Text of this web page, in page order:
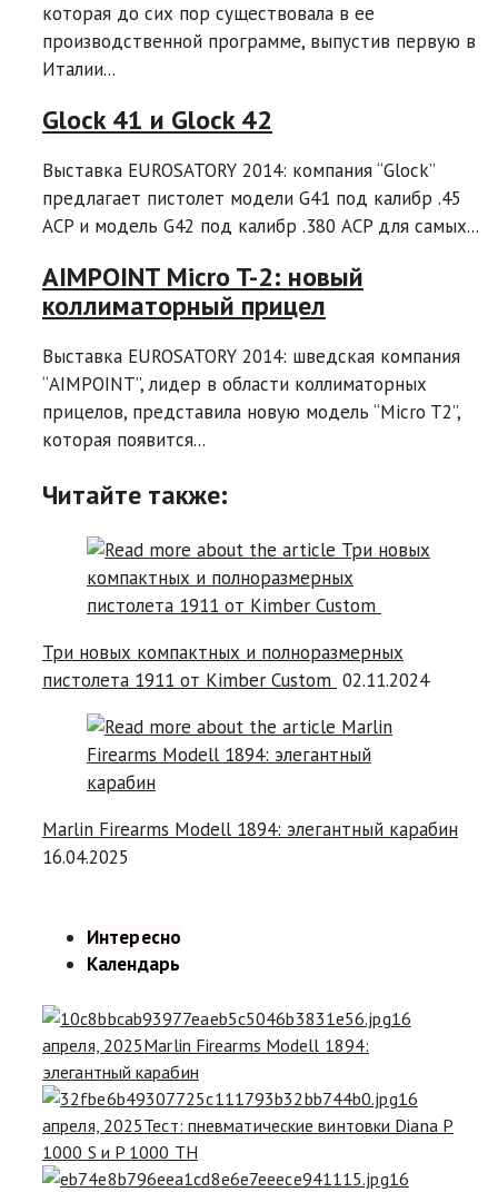
которая до сих пор существовала в ее
производственной программе, выпустив первую в
Италии...
Glock 41 и Glock 42
Выставка EUROSATORY 2014: компания “Glock”
предлагает пистолет модели G41 под калибр .45
ACP и модель G42 под калибр .380 ACP для самых...
AIMPOINT Micro T-2: новый
коллиматорный прицел
Выставка EUROSATORY 2014: шведская компания
“AIMPOINT”, лидер в области коллиматорных
прицелов, представила новую модель “Micro T2”,
которая появится...
Читайте также:
Три новых компактных и полноразмерных
пистолета 1911 от Kimber Custom 02.11.2024
Marlin Firearms Modell 1894: элегантный карабин
16.04.2025
Интересно
Календарь
16
апреля, 2025Marlin Firearms Modell 1894:
элегантный карабин
16
апреля, 2025Тест: пневматические винтовки Diana P
1000 S и P 1000 TH
16